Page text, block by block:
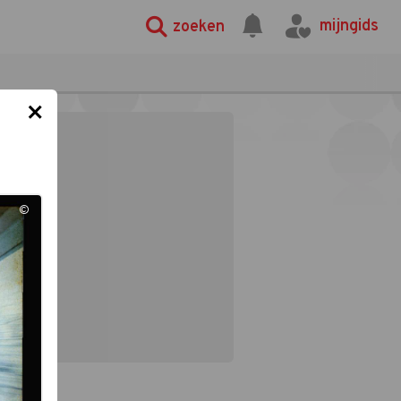
zoeken mijngids
×
©